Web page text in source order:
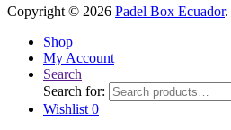
Copyright © 2026 Padel Box Ecuador.
Shop
My Account
Search
Search for:
Wishlist 0